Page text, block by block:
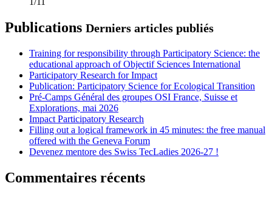
Publications Derniers articles publiés
Training for responsibility through Participatory Science: the
educational approach of Objectif Sciences International
Participatory Research for Impact
Publication: Participatory Science for Ecological Transition
Pré-Camps Général des groupes OSI France, Suisse et
Explorations, mai 2026
Impact Participatory Research
Filling out a logical framework in 45 minutes: the free manual
offered with the Geneva Forum
Devenez mentore des Swiss TecLadies 2026-27 !
Commentaires récents